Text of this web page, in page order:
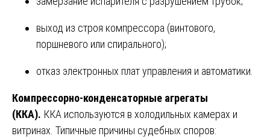
выход из строя компрессора (винтового,
поршневого или спирального);
отказ электронных плат управления и автоматики.
Компрессорно-конденсаторные агрегаты
(ККА). ККА используются в холодильных камерах и
витринах. Типичные причины судебных споров: